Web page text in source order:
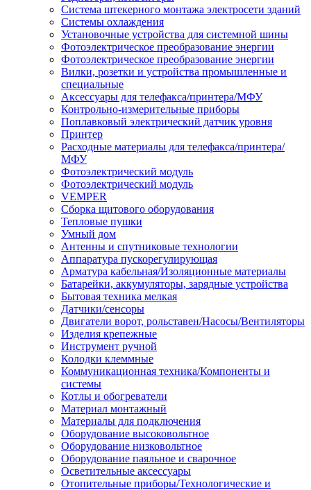
Система штекерного монтажа электросети зданий
Системы охлаждения
Установочные устройства для системной шины
Фотоэлектрическое преобразование энергии
Фотоэлектрическое преобразование энергии
Вилки, розетки и устройства промышленные и
специальные
Аксессуары для телефакса/принтера/МФУ
Контрольно-измерительные приборы
Поплавковый электрический датчик уровня
Принтер
Расходные материалы для телефакса/принтера/
МФУ
Фотоэлектрический модуль
Фотоэлектрический модуль
VEMPER
Сборка щитового оборудования
Тепловые пушки
Умный дом
Антенны и спутниковые технологии
Аппаратура пускорегулирующая
Арматура кабельная/Изоляционные материалы
Батарейки, аккумуляторы, зарядные устройства
Бытовая техника мелкая
Датчики/сенсоры
Двигатели ворот, рольставен/Насосы/Вентиляторы
Изделия крепежные
Инструмент ручной
Колодки клеммные
Коммуникационная техника/Компоненты и
системы
Котлы и обогреватели
Материал монтажный
Материалы для подключения
Оборудование высоковольтное
Оборудование низковольтное
Оборудование паяльное и сварочное
Осветительные аксессуары
Отопительные приборы/Технологические и